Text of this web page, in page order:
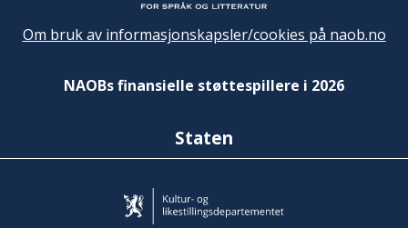
Om bruk av informasjonskapsler/cookies på naob.no
NAOBs finansielle støttespillere i 2026
Staten